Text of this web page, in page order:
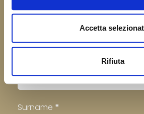
Accetta
Rifiuta
illuminate your environments,
healthier and cleaner.
Footer
Surname *